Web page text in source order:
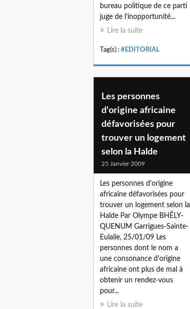
bureau politique de ce parti
juge de l’inopportunité...
Lire la suite
Tag(s) : #EDITORIAL
Les personnes
d'origine africaine
défavorisées pour
trouver un logement
selon la Halde
25 Janvier 2009
Les personnes d'origine
africaine défavorisées pour
trouver un logement selon la
Halde Par Olympe BHÊLY-
QUENUM Garrigues-Sainte-
Eulalie, 25/01/09 Les
personnes dont le nom a
une consonance d'origine
africaine ont plus de mal à
obtenir un rendez-vous
pour...
Lire la suite